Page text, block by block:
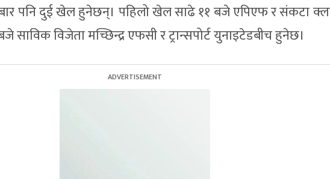
पनि दुई खेल हुनेछन्। पहिलो खेल साढे ११ बजे एपिएफ र संकटा
साविक विजेता मच्छिन्द्र एफसी र ट्रान्सपोर्ट युनाइटेडबीच हुनेछ।